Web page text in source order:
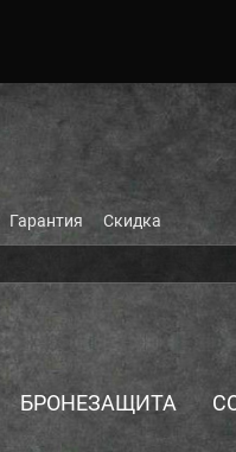
Гарантия Скидка
БРОНЕЗАЩИТА